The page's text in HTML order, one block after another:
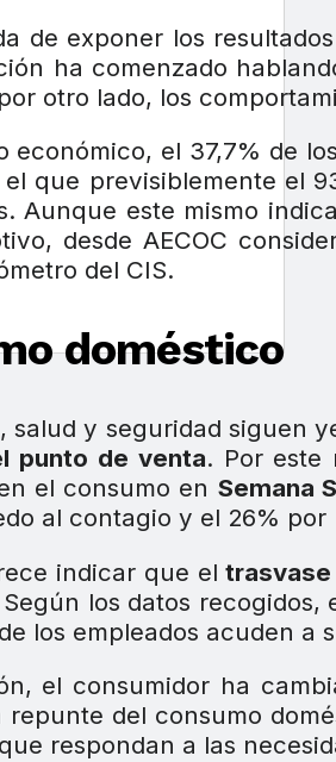
de exponer los
ha comenzado
otro lado, los
económico, el 37,7% de
que previsiblemente el
Aunque este mismo
desde AECOC
del CIS.
doméstico
salud y seguridad siguen
punto de venta. Por este
el consumo en Semana
al contagio y el 26%
indicar que eltrasvase
Según los datos
los empleados acuden a
el consumidor ha
repunte del consumo
que respondan a las